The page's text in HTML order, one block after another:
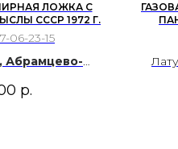
ЛОЖКА С
СССР 1972 Г.
06-23-15
Абрамцево-
лак.
р.